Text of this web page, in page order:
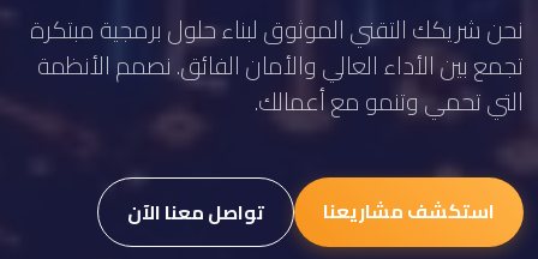
نحن شريكك التقني الموثوق لبناء حلول برمجية مبتكرة
تجمع بين الأداء العالي والأمان الفائق. نصمم الأنظمة
التي تحمي وتنمو مع أعمالك.
استكشف مشاريعنا تواصل معنا الآن